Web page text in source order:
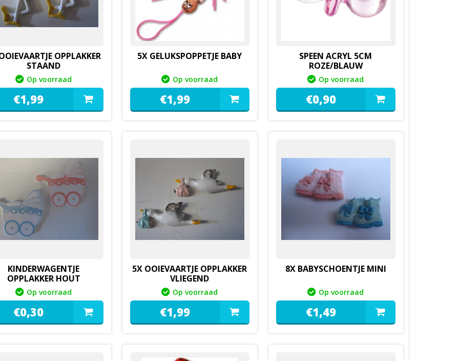
OPPLAKKER
STAAND
Op voorraad
€1,99
5X GELUKSPOPPETJE BABY
Op voorraad
€1,99
SPEEN ACRYL 5CM
ROZE/BLAUW
Op voorraad
€0,90
KINDERWAGENTJE
OPPLAKKER HOUT
Op voorraad
€0,30
5X OOIEVAARTJE OPPLAKKER
VLIEGEND
Op voorraad
€1,99
8X BABYSCHOENTJE MINI
Op voorraad
€1,49